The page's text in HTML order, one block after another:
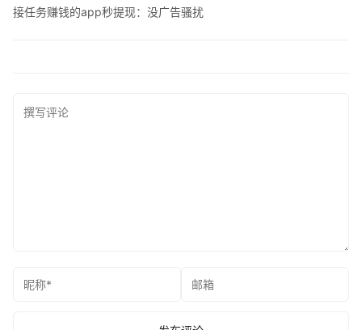
接任务赚钱的app秒提现：没广告骚扰